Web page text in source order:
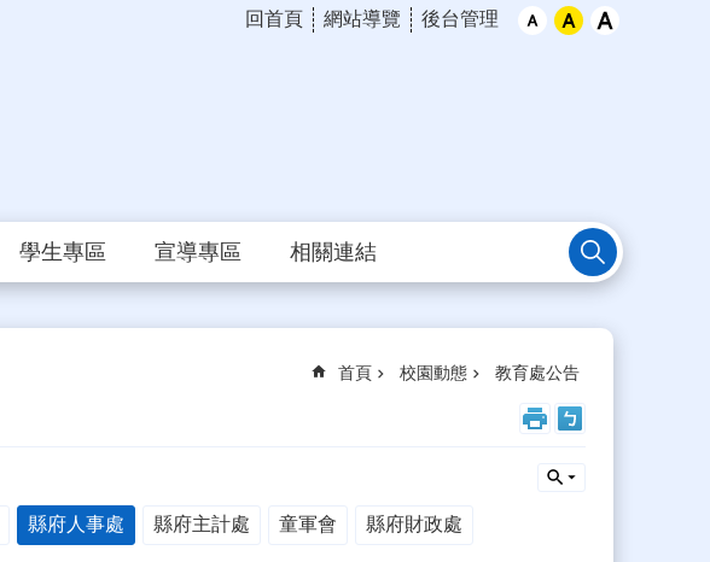
回首頁 網站導覽 後台管理
學生專區 宣導專區 相關連結
首頁 校園動態 教育處公告
縣府人事處 縣府主計處 童軍會 縣府財政處